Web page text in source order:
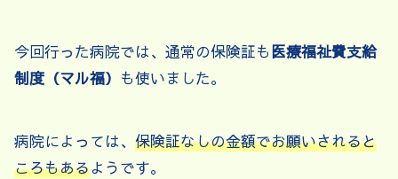
今回行った病院では、通常の保険証も医療福祉費支給
制度（マル福） も使いました。
病院によっては、 保険証なしの金額でお願いされると
ころもあるようです。